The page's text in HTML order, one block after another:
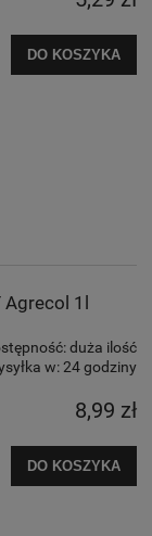
DO KOSZYKA
1l
duża ilość
w:24 godziny
8,99 zł
DO KOSZYKA